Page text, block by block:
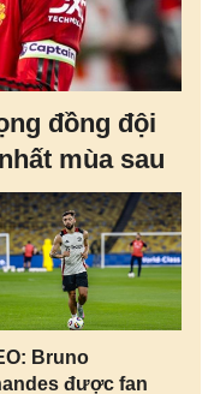
đồng đội
mùa sau
Bruno
được fan